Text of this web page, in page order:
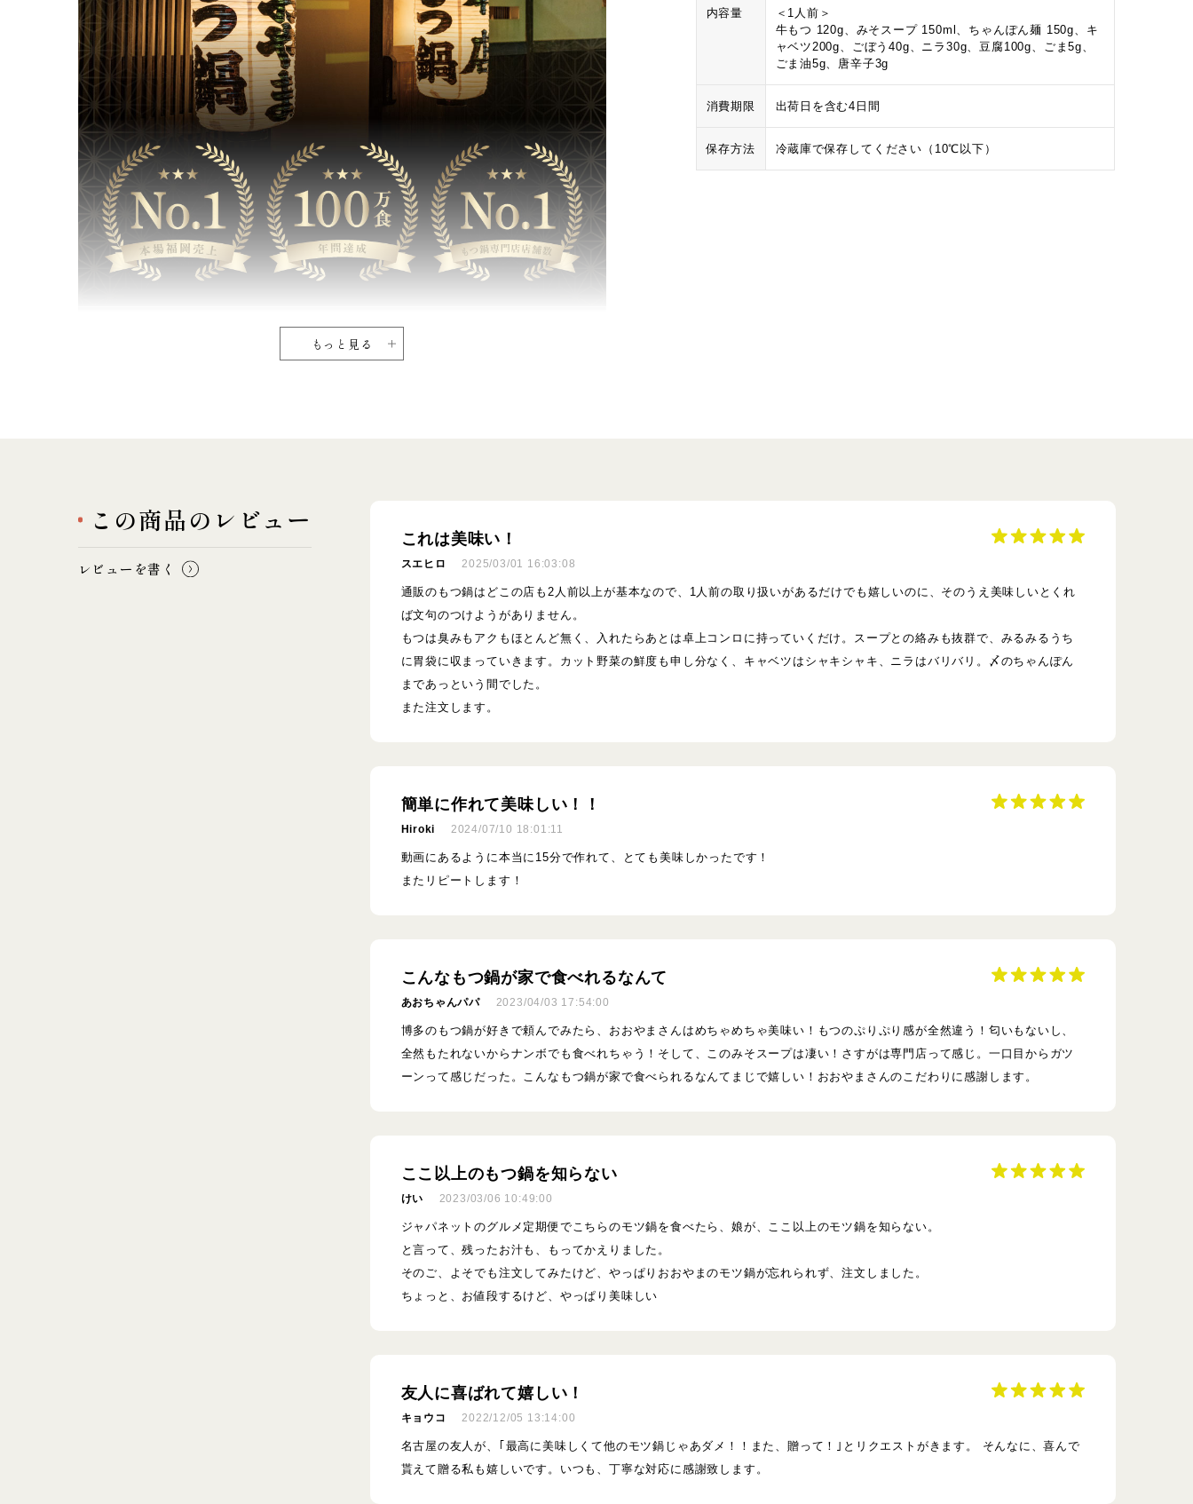
もっと見る
内容量
＜1人前＞
牛もつ 120g、みそスープ 150ml、ちゃんぽん麺 150g、キ
ャベツ200g、ごぼう40g、ニラ30g、豆腐100g、ごま5g、
ごま油5g、唐辛子3g
消費期限 出荷日を含む4日間
保存方法 冷蔵庫で保存してください（10℃以下）
この商品のレビュー
レビューを書く
これは美味い！
スエヒロ 2025/03/01 16:03:08
通販のもつ鍋はどこの店も2人前以上が基本なので、1人前の取り扱いがあるだけでも嬉しいのに、そのうえ美味しいとくれ
ば文句のつけようがありません。
もつは臭みもアクもほとんど無く、入れたらあとは卓上コンロに持っていくだけ。スープとの絡みも抜群で、みるみるうち
に胃袋に収まっていきます。カット野菜の鮮度も申し分なく、キャベツはシャキシャキ、ニラはバリバリ。〆のちゃんぽん
まであっという間でした。
また注文します。
簡単に作れて美味しい！！
Hiroki 2024/07/10 18:01:11
動画にあるように本当に15分で作れて、とても美味しかったです！
またリピートします！
こんなもつ鍋が家で食べれるなんて
あおちゃんパパ 2023/04/03 17:54:00
博多のもつ鍋が好きで頼んでみたら、おおやまさんはめちゃめちゃ美味い！もつのぷりぷり感が全然違う！匂いもないし、
全然もたれないからナンボでも食べれちゃう！そして、このみそスープは凄い！さすがは専門店って感じ。一口目からガツ
ーンって感じだった。こんなもつ鍋が家で食べられるなんてまじで嬉しい！おおやまさんのこだわりに感謝します。
ここ以上のもつ鍋を知らない
けい 2023/03/06 10:49:00
ジャパネットのグルメ定期便でこちらのモツ鍋を食べたら、娘が、ここ以上のモツ鍋を知らない。
と言って、残ったお汁も、もってかえりました。
そのご、よそでも注文してみたけど、やっぱりおおやまのモツ鍋が忘れられず、注文しました。
ちょっと、お値段するけど、やっぱり美味しい
友人に喜ばれて嬉しい！
キョウコ 2022/12/05 13:14:00
名古屋の友人が、｢最高に美味しくて他のモツ鍋じゃあダメ！！また、贈って！｣とリクエストがきます。 そんなに、喜んで
貰えて贈る私も嬉しいです。いつも、丁寧な対応に感謝致します。